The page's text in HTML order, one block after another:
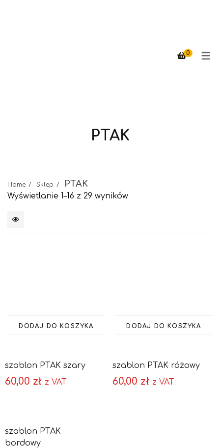
0
PTAK
Home Sklep PTAK
Wyświetlanie 1–16 z 29 wyników
DODAJ DO KOSZYKA
szablon PTAK szary
60,00 zł z VAT
DODAJ DO KOSZYKA
szablon PTAK różowy
60,00 zł z VAT
szablon PTAK
bordowy